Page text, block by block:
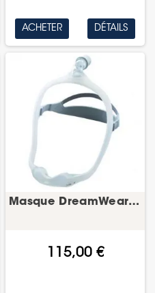
ACHETER DÉTAILS
Masque DreamWear Nasal (avec conduit Taille M)...
115,00 €